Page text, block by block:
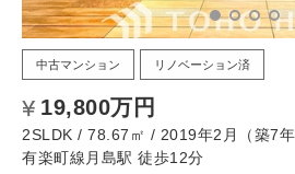
中古マンション リノベーション済
19,800万円
2SLDK / 78.67㎡ / 2019年2月（築7年
有楽町線月島駅 徒歩12分